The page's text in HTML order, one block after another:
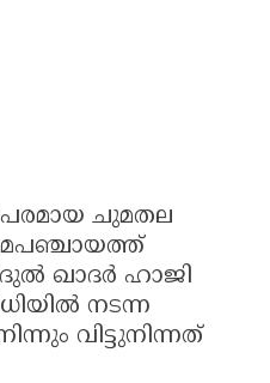
ചുമതല
ഖാദർ ഹാജി
നടന്ന
വിട്ടുനിന്നത്